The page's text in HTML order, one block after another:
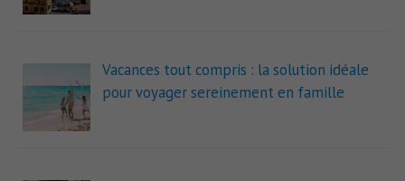
Vacances tout compris : la solution idéale
pour voyager sereinement en famille